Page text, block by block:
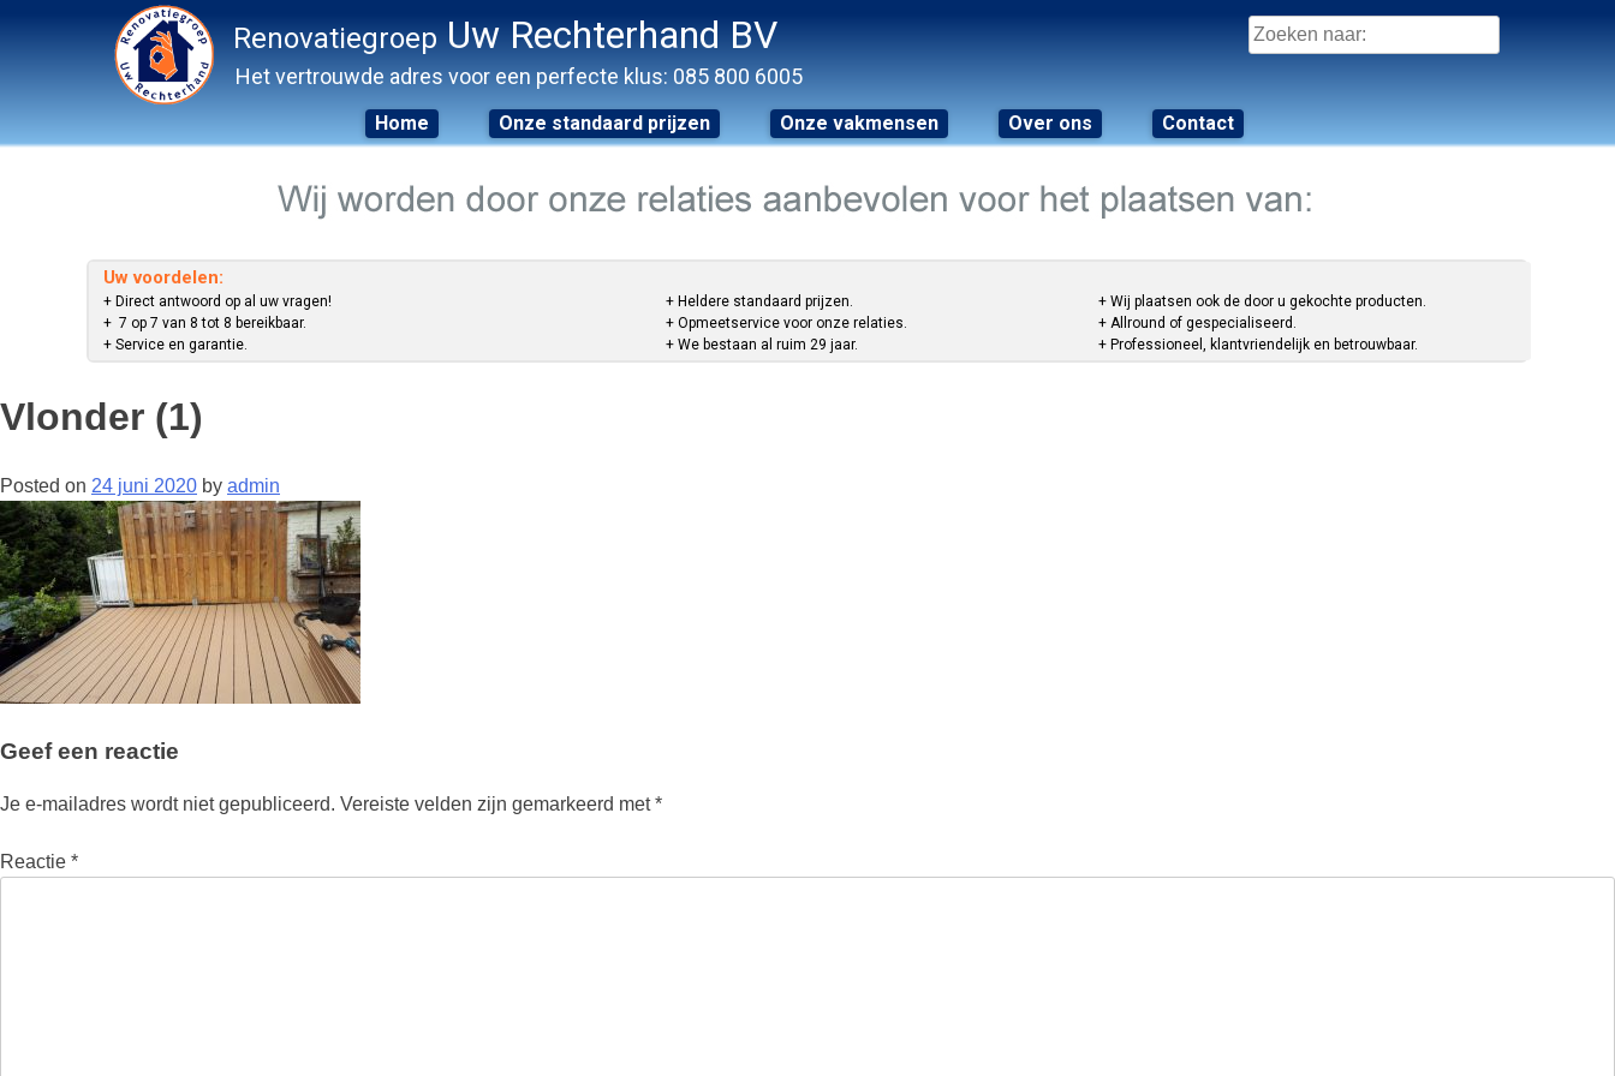
Renovatiegroep Uw Rechterhand BV
Het vertrouwde adres voor een perfecte klus: 085 800 6005
Zoeken
naar:
Home Onze standaard prijzen Onze vakmensen Over ons Contact
Uw voordelen:
+ Direct antwoord op al uw vragen!
+ 7 op 7 van 8 tot 8 bereikbaar.
+ Service en garantie.
+ Heldere standaard prijzen.
+ Opmeetservice voor onze relaties.
+ We bestaan al ruim 29 jaar.
+ Wij plaatsen ook de door u gekochte producten.
+ Allround of gespecialiseerd.
+ Professioneel, klantvriendelijk en betrouwbaar.
Vlonder (1)
Posted on 24 juni 2020 by admin
Geef een reactie
Je e-mailadres wordt niet gepubliceerd. Vereiste velden zijn gemarkeerd met*
Reactie *